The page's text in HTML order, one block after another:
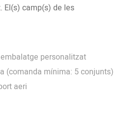
El(s) camp(s) de les
personalitzat
(comanda mínima: 5 conjunts)
aeri